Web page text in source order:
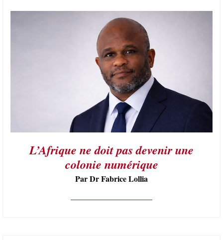
L’Afrique ne doit pas devenir une
colonie numérique
Par Dr Fabrice Lollia